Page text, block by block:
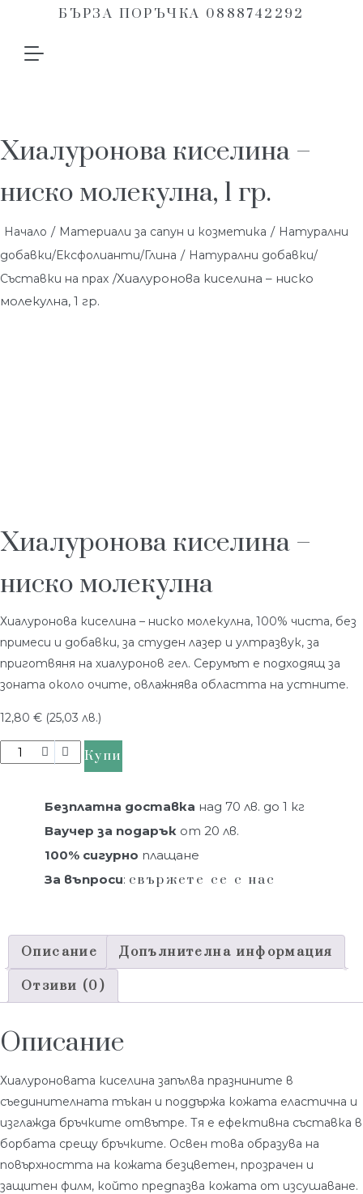
БЪРЗА ПОРЪЧКА 0888742292
Хиалуронова киселина –
ниско молекулна, 1 гр.
Начало / Материали за сапун и козметика / Натурални
добавки/Ексфолианти/Глина / Натурални добавки/
Съставки на прах /Хиалуронова киселина – ниско
молекулна, 1 гр.
Хиалуронова киселина –
ниско молекулна
Хиалуронова киселина – ниско молекулна, 100% чиста, без
примеси и добавки, за студен лазер и ултразвук, за
приготвяня на хиалуронов гел. Серумът е подходящ за
зоната около очите, овлажнява областта на устните.
12,80 € (25,03 лв.)
Купи
Безплатна доставка над 70 лв. до 1 кг
Ваучер за подарък от 20 лв.
100% сигурно плащане
За въпроси: свържете се с нас
Описание Допълнителна информация
Отзиви (0)
Описание
Хиалуроновата киселина запълва празнините в
съединителната тъкан и поддържа кожата еластична и
изглажда бръчките отвътре. Тя е ефективна съставка в
борбата срещу бръчките. Освен това образува на
повърхността на кожата безцветен, прозрачен и
защитен филм, който предпазва кожата от изсушаване.